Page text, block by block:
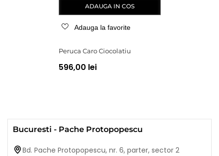
ADAUGA IN COS
Adauga la favorite
Peruca Caro Ciocolatiu
596,00 lei
Bucuresti - Pache Protopopescu
Bd. Pache Protopopescu, nr. 6, parter, sector 2